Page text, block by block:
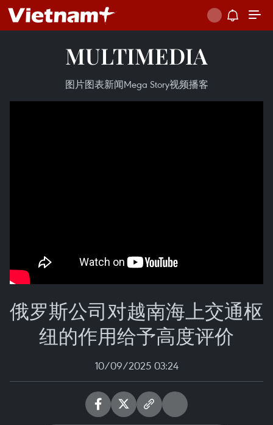
MULTIMEDIA
图片图表新闻Mega Story视频播客
俄罗斯公司对越南海上交通枢
纽的作用给予高度评价
10/09/2025 03:24